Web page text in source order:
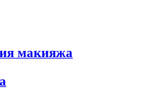
макияжа